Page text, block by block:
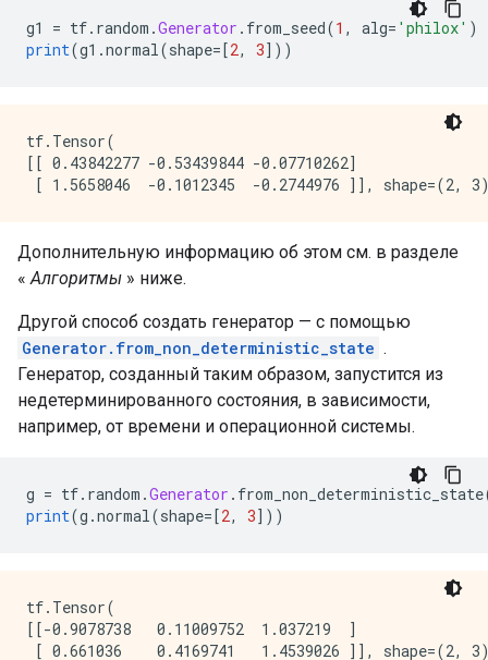
g1 = tf. random .Generator . from_seed(1 , alg= 'philox' )
print(g1 .normal(shape=[2, 3]))
tf.Tensor(
[[ 0.43842277 -0.53439844 -0.07710262]
Дополнительную информацию об этом см. в разделе
«Алгоритмы » ниже.
Другой способ создать генератор — с помощью
Generator.from_non_deterministic_state .
Генератор, созданный таким образом, запустится из
недетерминированного состояния, в зависимости,
например, от времени и операционной системы.
g = tf. random .Generator . from_non_deterministic_state
print(g .normal(shape=[2, 3]))
tf.Tensor(
[[-0.9078738   0.11009752  1.037219  ]